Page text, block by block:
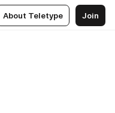
About Teletype Join